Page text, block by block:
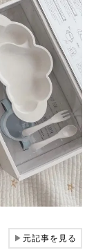
▶元記事を見る